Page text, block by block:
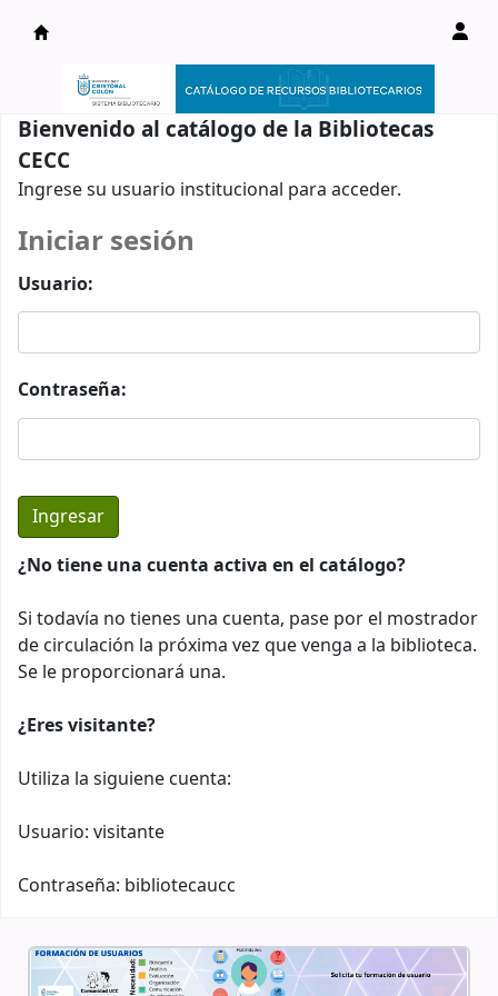
Catálogo en línea
Bienvenido al catálogo de la Bibliotecas
CECC
Ingrese su usuario institucional para acceder.
Iniciar sesión
Usuario:
Contraseña:
¿No tiene una cuenta activa en el catálogo?
Si todavía no tienes una cuenta, pase por el mostrador
de circulación la próxima vez que venga a la biblioteca.
Se le proporcionará una.
¿Eres visitante?
Utiliza la siguiene cuenta:
Usuario: visitante
Contraseña: bibliotecaucc